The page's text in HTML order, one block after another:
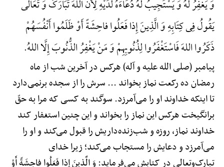
وَ یَغْفِرُ لَهُ وَ یَسْتَجِیبُ لَهُ دُعَاءَهُ لَدَیْهِ لِأَنَّ اللَّهَ تَبَارَکَ وَ تَعَالَی
یَقُولُ فِی کِتَابِهِ وَ الَّذِینَ إِذا فَعَلُوا فاحِشَةً أَوْ ظَلَمُوا أَنْفُسَهُمْ
ذَکَرُوا اللهَ فَاسْتَغْفَرُوا لِذُنُوبِهِمْ وَ مَنْ یَغْفِرُ الذُّنُوبَ إِلَّا اللهُ.
پیامبر (صلی الله علیه و آله) هرکس در آخرین شب از ماه
رمضان ده رکعت نماز بخواند ... سرش را از سجده برنمی‌دارد
تا اینکه خداوند او را می‌آمرزد. سوگند به کسی که مرا به حقّ
برانگیخت هرکس این نماز را بخواند و این چنین استغفار کند
خداوند نماز، روزه و شب‌زنده‌داریش را قبول می‌کند و او را
می‌آمرزد و دعایش را مستجاب می‌کند؛ زیرا خدای
تبارک‌وتعالی در کتابش می‌فرماید: وَ الَّذِینَ إِذا فَعَلُوا فاحِشَةً أَوْ